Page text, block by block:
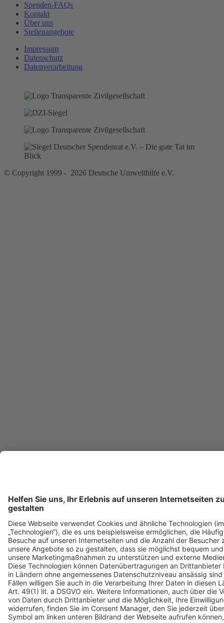
Spenden-FAQs
Kontakt
Über uns
Stellenangebote
Impressum
Datenschutz
Datenverarbeitung
© Copyright 1999 - 2026 Deutsche Umwelthilfe e.V.